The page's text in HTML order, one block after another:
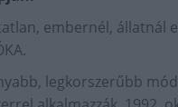
embernél, állatnál
legkorszerűbb